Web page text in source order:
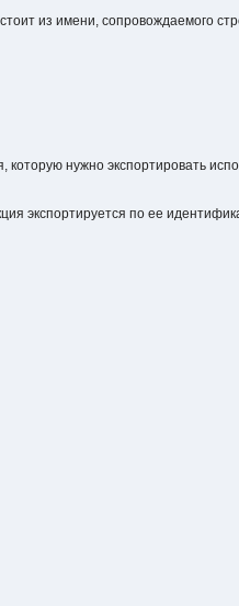
из имени, сопровождаемого
нужно экспортировать
экспортируется по ее